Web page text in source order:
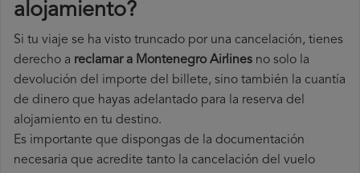
alojamiento?
Si tu viaje se ha visto truncado por una cancelación, tienes
derecho a reclamar a Montenegro Airlines no solo la
devolución del importe del billete, sino también la cuantía
de dinero que hayas adelantado para la reserva del
alojamiento en tu destino.
Es importante que dispongas de la documentación
necesaria que acredite tanto la cancelación del vuelo